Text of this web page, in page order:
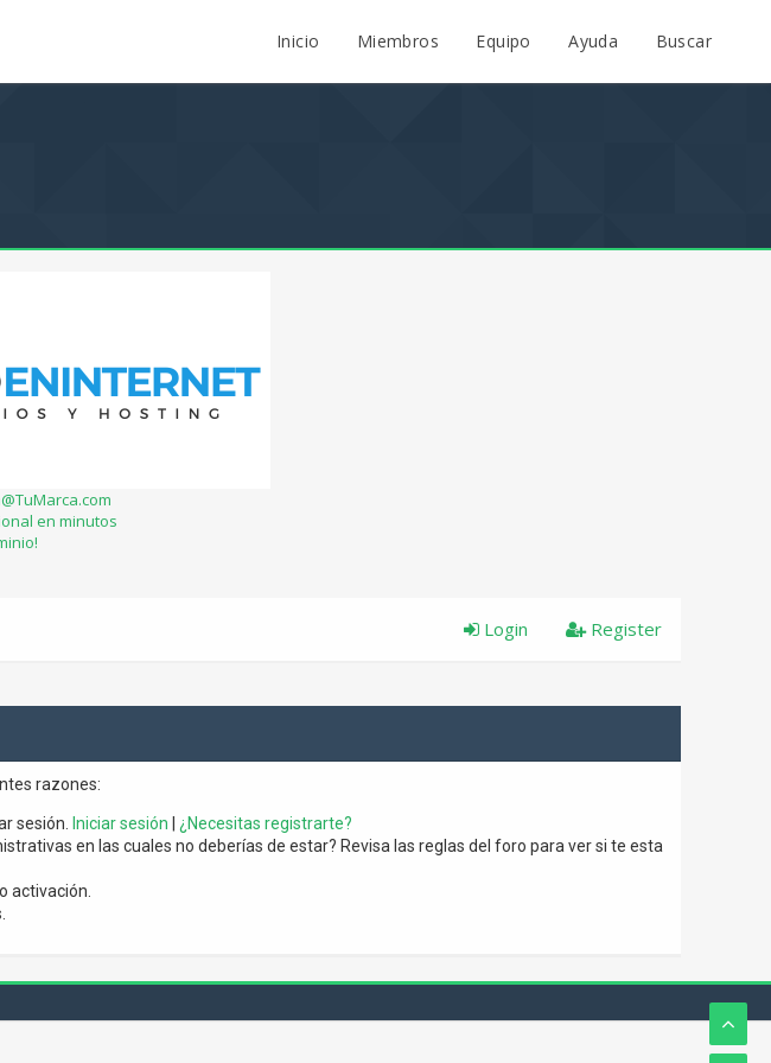
Inicio Miembros Equipo Ayuda Buscar
en minutos
Register
Login
razones:
sesión. Iniciar sesión
¿Necesitas registrarte?
en las cuales no deberías de estar? Revisa las reglas del foro para ver si te esta
activación.